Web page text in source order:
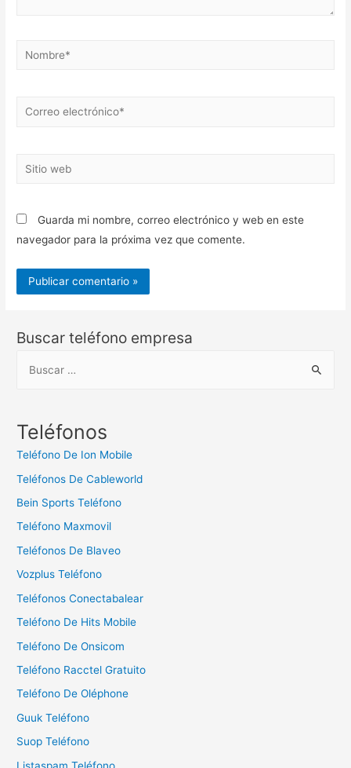
Nombre*
Correo
Sitio
Guarda mi nombre, correo electrónico y web en este
navegador para la próxima vez que comente.
Buscar teléfono empresa
c
:
Teléfonos
Teléfono De Ion Mobile
Teléfonos De Cableworld
Bein Sports Teléfono
Teléfono Maxmovil
Teléfonos De Blaveo
Vozplus Teléfono
Teléfonos Conectabalear
Teléfono De Hits Mobile
Teléfono De Onsicom
Teléfono Racctel Gratuito
Teléfono De Oléphone
Guuk Teléfono
Suop Teléfono
Listaspam Teléfono